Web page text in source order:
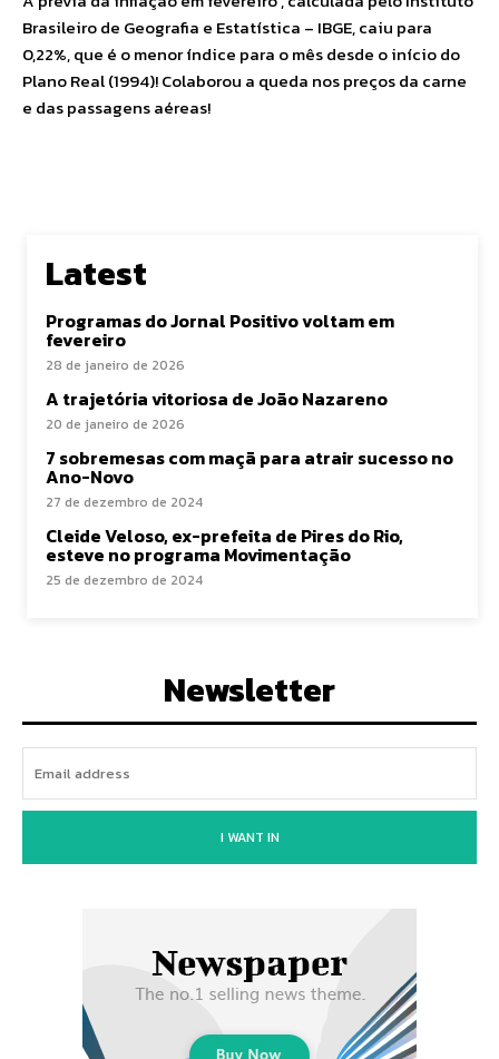
Brasileiro de Geografia e Estatística – IBGE, caiu para
0,22%, que é o menor índice para o mês desde o início do
Plano Real (1994)! Colaborou a queda nos preços da carne
e das passagens aéreas!
Latest
Programas do Jornal Positivo voltam em
fevereiro
28 de janeiro de 2026
A trajetória vitoriosa de João Nazareno
20 de janeiro de 2026
7 sobremesas com maçã para atrair sucesso no
Ano-Novo
27 de dezembro de 2024
Cleide Veloso, ex-prefeita de Pires do Rio,
esteve no programa Movimentação
25 de dezembro de 2024
Newsletter
I WANT IN